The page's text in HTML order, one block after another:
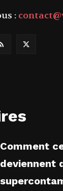
:
Comment
deviennent